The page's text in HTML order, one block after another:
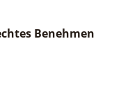
Benehmen